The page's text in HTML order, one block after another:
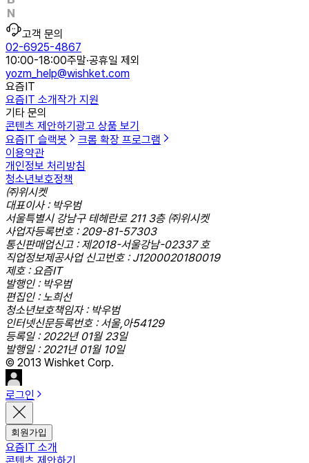
고객 문의
02-6925-4867
10:00-18:00주말·공휴일 제외
yozm_help@wishket.com
요즘IT
요즘IT 소개작가 지원
기타 문의
콘텐츠 제안하기 광고 상품 보기
요즘IT 슬랙봇
크롬 확장 프로그램
이용약관
개인정보 처리방침
청소년보호정책
㈜위시켓
대표이사 : 박우범
서울특별시 강남구 테헤란로 211 3층 ㈜위시켓
사업자등록번호 : 209-81-57303
통신판매업신고 : 제2018-서울강남-02337 호
직업정보제공사업 신고번호 : J1200020180019
제호 : 요즘IT
발행인 : 박우범
편집인 : 노희선
청소년보호책임자 : 박우범
인터넷신문등록번호 : 서울,아54129
등록일 : 2022년 01월 23일
발행일 : 2021년 01월 10일
© 2013 Wishket Corp.
로그인
회원가입
요즘IT 소개